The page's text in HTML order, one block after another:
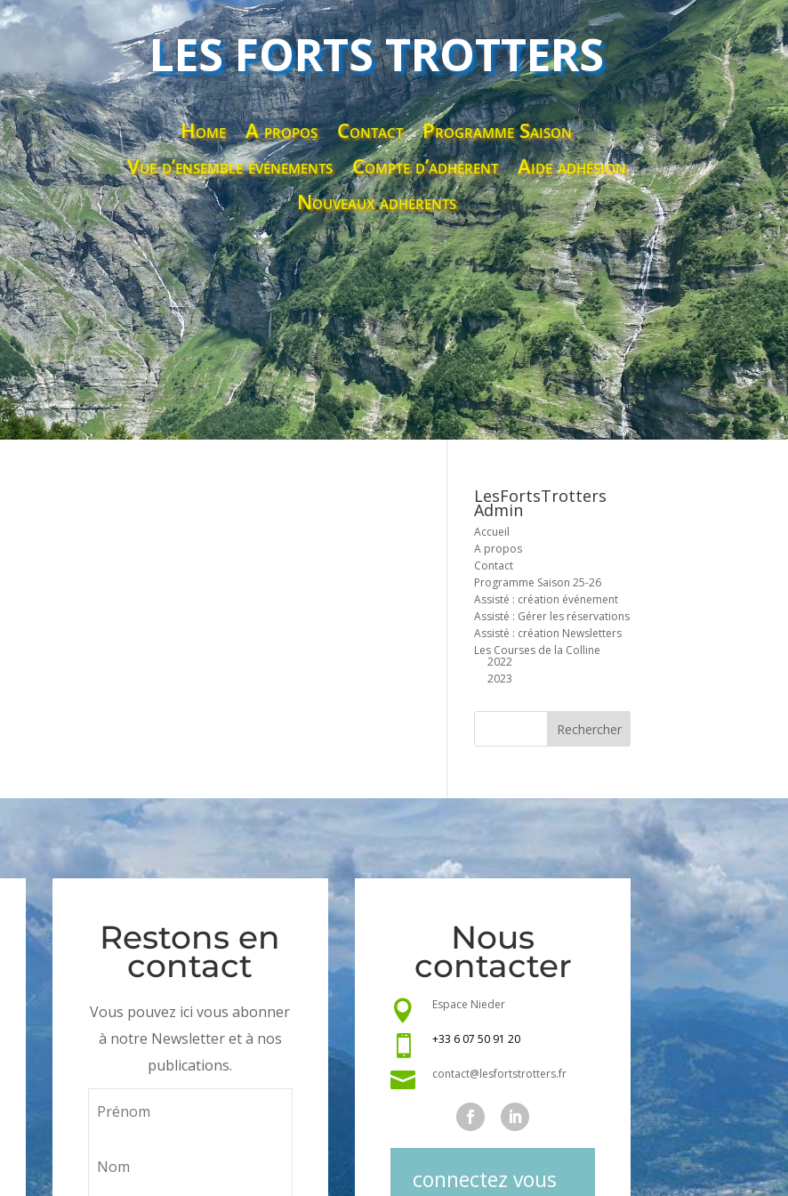
LES FORTS TROTTERS
Home A propos Contact
Programme Saison
Vue d’ensemble événements
Compte d’adhérent
Aide adhésion
Nouveaux adhérents
LesFortsTrotters
Admin
Accueil
A propos
Contact
Programme Saison 25-26
Assisté : création événement
Assisté : Gérer les réservations
Assisté : création Newsletters
Les Courses de la Colline
2022
2023
Restons en
contact
Vous pouvez ici vous abonner
à notre Newsletter et à nos
publications.
Nous
contacter
 Espace Nieder
 +33 6 07 50 91 20
 contact@lesfortstrotters.fr
connectez vous